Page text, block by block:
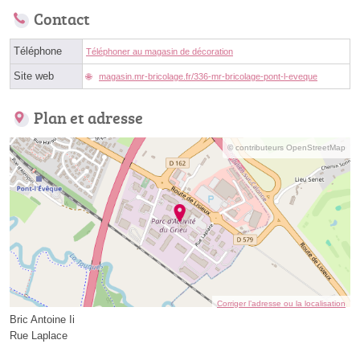
Contact
Téléphone Téléphoner au magasin de décoration
Site web magasin.mr-bricolage.fr/336-mr-bricolage-pont-l-eveque
Plan et adresse
© contributeurs OpenStreetMap
Corriger l’adresse ou la localisation
Bric Antoine Ii
Rue Laplace